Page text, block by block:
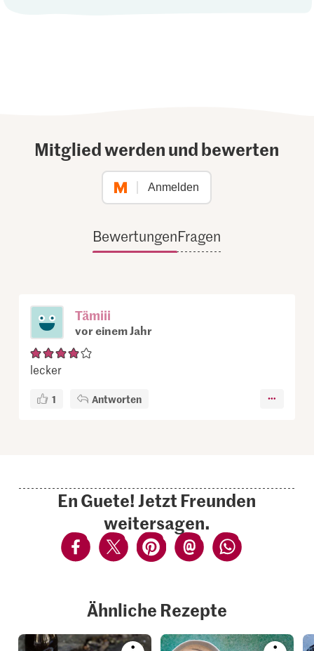
Mitglied werden und bewerten
Anmelden
BewertungenFragen
Tämiii
vor einem Jahr
lecker
1 Antworten
En Guete! Jetzt Freunden
weitersagen.
Ähnliche Rezepte